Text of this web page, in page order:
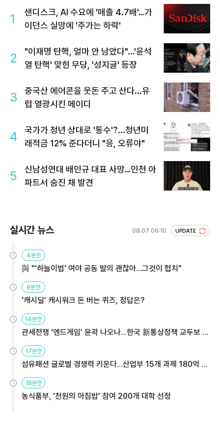
1
샌디스크, AI 수요에 '매출 4.7배'…가
이던스 실망에 '주가는 하락'
2
"이재명 탄핵, 얼마 안 남았다"...'윤석
열 탄핵' 맞힌 무당, '성지글' 등장
3
중국산 에어콘을 웃돈 주고 산다...유
럽 열광시킨 메이디
4
국가가 청년 상대로 '통수'?...청년미
래적금 12% 준다더니 "응, 오류야"
5
신남성연대 배인규 대표 사망…인천 아
파트서 숨진 채 발견
실시간 뉴스 08.07 06:10 UPDATE
4분전
與 "'하늘이법' 여야 공동 발의 괜찮아…그것이 협치"
9분전
'캐시딜' 캐시워크 돈 버는 퀴즈, 정답은?
14분전
관세전쟁 '엔드게임' 윤곽 나오나…한국 新통상정책 교두보 활
용해야
17분전
섬유패션 글로벌 경쟁력 키운다…산업부 15개 과제 180억 지
원
18분전
농식품부, '천원의 아침밥' 참여 200개 대학 선정